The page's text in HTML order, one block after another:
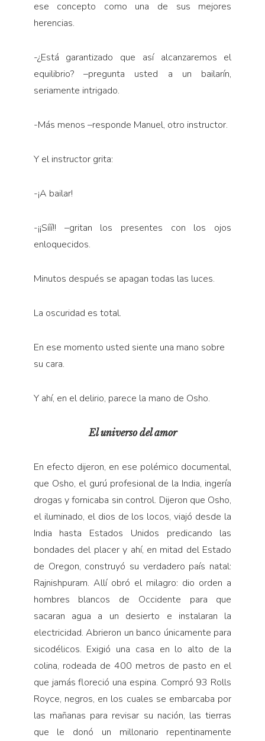
ese concepto como una de sus mejores
herencias.
-¿Está garantizado que así alcanzaremos el
equilibrio? –pregunta usted a un bailarín,
seriamente intrigado.
-Más menos –responde Manuel, otro instructor.
Y el instructor grita:
-¡A bailar!
-¡¡Sííí!! –gritan los presentes con los ojos
enloquecidos.
Minutos después se apagan todas las luces.
La oscuridad es total.
En ese momento usted siente una mano sobre
su cara.
Y ahí, en el delirio, parece la mano de Osho.
El universo del amor
En efecto dijeron, en ese polémico documental,
que Osho, el gurú profesional de la India, ingería
drogas y fornicaba sin control. Dijeron que Osho,
el iluminado, el dios de los locos, viajó desde la
India hasta Estados Unidos predicando las
bondades del placer y ahí, en mitad del Estado
de Oregon, construyó su verdadero país natal:
Rajnishpuram. Allí obró el milagro: dio orden a
hombres blancos de Occidente para que
sacaran agua a un desierto e instalaran la
electricidad. Abrieron un banco únicamente para
sicodélicos. Exigió una casa en lo alto de la
colina, rodeada de 400 metros de pasto en el
que jamás floreció una espina. Compró 93 Rolls
Royce, negros, en los cuales se embarcaba por
las mañanas para revisar su nación, las tierras
que le donó un millonario repentinamente